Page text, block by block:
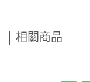
相關商品